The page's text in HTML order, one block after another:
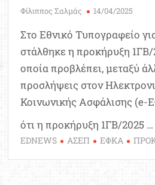
Φίλιππος Σαλμάς 14/04/2025
Στο Εθνικό Τυπογραφείο
στάλθηκε η προκήρυξη
οποία προβλέπει, μεταξύ
προσλήψεις στον
Κοινωνικής Ασφάλισης
ότι η προκήρυξη 1ΓΒ/2025 …
EDNEWS ΑΣΕΠ ΕΦΚΑ